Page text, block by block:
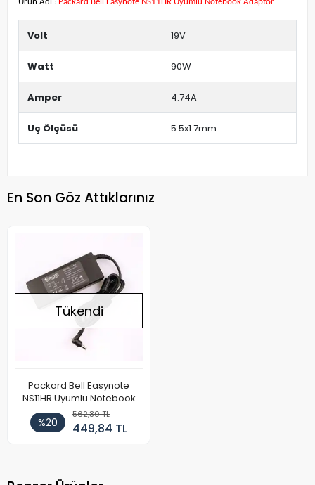
Ürün Adı : Packard Bell Easynote NS11HR Uyumlu Notebook Adaptör
Volt 19V
Watt 90W
Amper 4.74A
Uç Ölçüsü 5.5x1.7mm
En Son Göz Attıklarınız
Tükendi
Packard Bell Easynote
NS11HR Uyumlu Notebook
Adaptör
%20
562,30 TL
449,84 TL